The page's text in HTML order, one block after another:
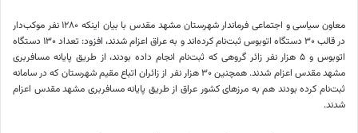
معاون سیاسی و اجتماعی فرماندار شهرستان مشهد مقدس با بیان اینکه ۱۲۸۰ نفر موکب‌دار
در قالب ۳۰ دستگاه اتوبوس ثبت‌نام کرده‌اند و به عراق اعزام شدند، افزود: تعداد ۱۳۰ دستگاه
اتوبوس و ۵ هزار نفر زائر گروهی که ثبت‌نام انجام داده بودند، از طریق پایانه مسافربری
مشهد مقدس اعزام شدند. همچنین ۳۰ هزار نفر از زائران اتباع مقیم شهرستان که در سامانه
ثبت‌نام کرده بودند هم به مرزهای کشور عراق از طریق پایانه مسافربری مشهد مقدس اعزام
شدند.